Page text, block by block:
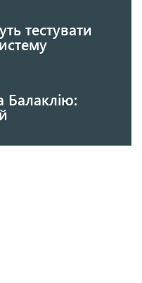
тестувати
Балаклію: